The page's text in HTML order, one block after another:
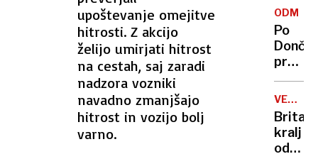
upoštevanje omejitve
hitrosti. Z akcijo
želijo umirjati hitrost
na cestah, saj zaradi
nadzora vozniki
navadno zmanjšajo
hitrost in vozijo bolj
varno.
cilji
vlade
Po
Karma
je
psica,
Nico
pa
VELIKA
kralj